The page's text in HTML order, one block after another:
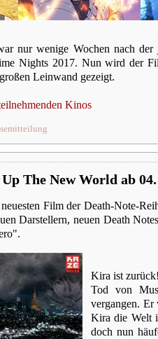
nur wenige Wochen nach der
Nights 2017. Nun wird der
Leinwand gezeigt.
Kinos
The New World ab
Film der Death-Note-
Darstellern, neuen Death
Kira ist
Tod von
vergangen. Er
Kira die Welt
doch nun